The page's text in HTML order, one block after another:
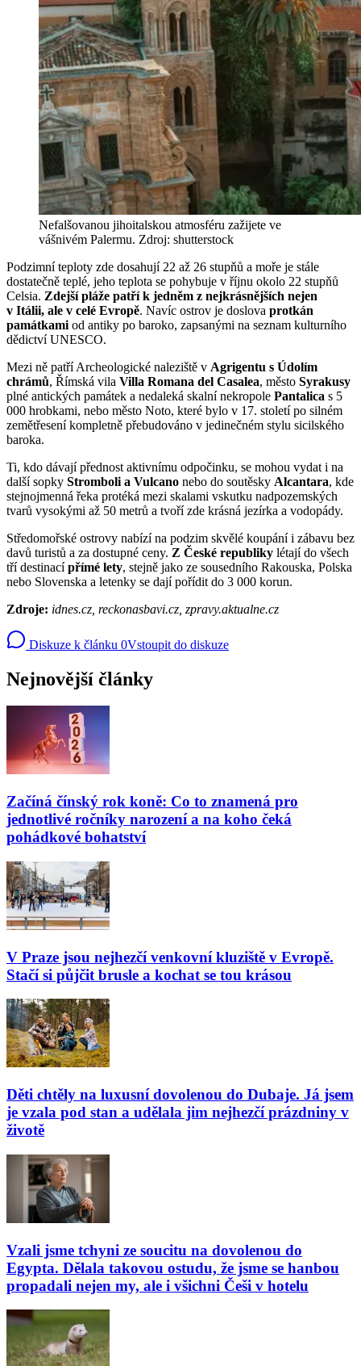
Nefalšovanou jihoitalskou atmosféru zažijete ve
vášnivém Palermu. Zdroj: shutterstock
Podzimní teploty zde dosahují 22 až 26 stupňů a moře je stále
dostatečně teplé, jeho teplota se pohybuje v říjnu okolo 22 stupňů
Celsia. Zdejší pláže patří k jedněm z nejkrásnějších nejen
v Itálii, ale v celé Evropě. Navíc ostrov je doslova protkán
památkami od antiky po baroko, zapsanými na seznam kulturního
dědictví UNESCO.
Mezi ně patří Archeologické naleziště v Agrigentu s Údolím
chrámů, Římská vila Villa Romana del Casalea, město Syrakusy
plné antických památek a nedaleká skalní nekropole Pantalica s 5
000 hrobkami, nebo město Noto, které bylo v 17. století po silném
zemětřesení kompletně přebudováno v jedinečném stylu sicilského
baroka.
Ti, kdo dávají přednost aktivnímu odpočinku, se mohou vydat i na
další sopky Stromboli a Vulcano nebo do soutěsky Alcantara, kde
stejnojmenná řeka protéká mezi skalami vskutku nadpozemských
tvarů vysokými až 50 metrů a tvoří zde krásná jezírka a vodopády.
Středomořské ostrovy nabízí na podzim skvělé koupání i zábavu bez
davů turistů a za dostupné ceny. Z České republiky létají do všech
tří destinacípřímé lety, stejně jako ze sousedního Rakouska, Polska
nebo Slovenska a letenky se dají pořídit do 3 000 korun.
Zdroje: idnes.cz, reckonasbavi.cz, zpravy.aktualne.cz
Diskuze k článku 0Vstoupit do diskuze
Nejnovější články
Začíná čínský rok koně: Co to znamená pro
jednotlivé ročníky narození a na koho čeká
pohádkové bohatství
V Praze jsou nejhezčí venkovní kluziště v Evropě.
Stačí si půjčit brusle a kochat se tou krásou
Děti chtěly na luxusní dovolenou do Dubaje. Já jsem
je vzala pod stan a udělala jim nejhezčí prázdniny v
životě
Vzali jsme tchyni ze soucitu na dovolenou do
Egypta. Dělala takovou ostudu, že jsme se hanbou
propadali nejen my, ale i všichni Češi v hotelu